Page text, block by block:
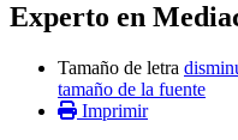
Experto en
Tamaño de letra
tamaño de la fuente
Imprimir